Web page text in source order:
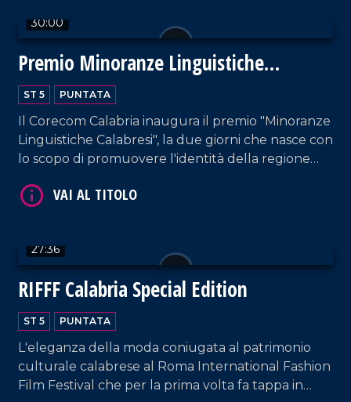
30:00
Premio Minoranze Linguistiche
Calabresi
ST 5 PUNTATA
Il Corecom Calabria inaugura il premio "Minoranze
Linguistiche Calabresi", la due giorni che nasce con
lo scopo di promuovere l'identità della regione
27:36
RIFFF Calabria Special Edition
ST 5 PUNTATA
L'eleganza della moda coniugata al patrimonio
culturale calabrese al Roma International Fashion
Film Festival che per la prima volta fa tappa in
VAI AL TITOLO
VAI AL TITOLO